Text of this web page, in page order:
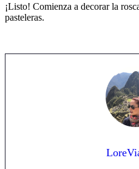
¡Listo! Comienza a decorar la
pasteleras.